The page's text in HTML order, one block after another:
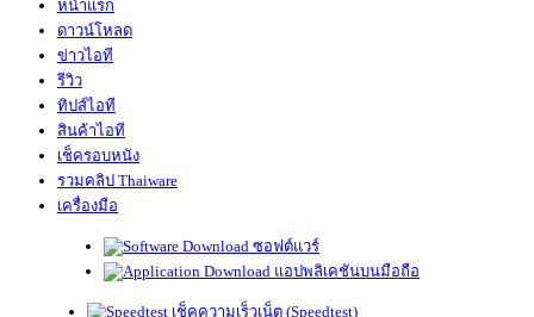
หน้าแรก
ดาวน์โหลด
ข่าวไอที
รีวิว
ทิปส์ไอที
สินค้าไอที
เช็ครอบหนัง
รวมคลิป Thaiware
เครื่องมือ
ซอฟต์แวร์
แอปพลิเคชันบนมือถือ
เช็คความเร็วเน็ต (Speedtest)